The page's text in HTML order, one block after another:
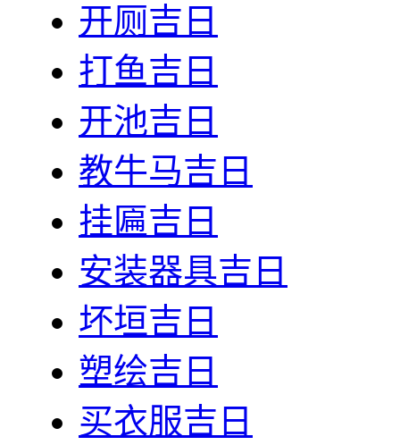
开厕吉日
打鱼吉日
开池吉日
教牛马吉日
挂匾吉日
安装器具吉日
坏垣吉日
塑绘吉日
买衣服吉日